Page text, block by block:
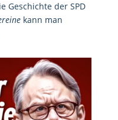
Geschichte der SPD
kann man